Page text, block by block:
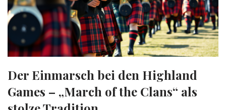
Der Einmarsch bei den Highland
Games – „March of the Clans“ als